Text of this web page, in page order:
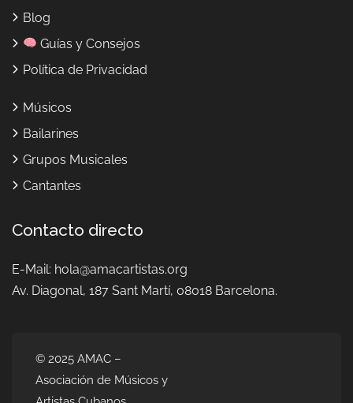
Blog
Guías y Consejos
Política de Privacidad
Músicos
Bailarines
Grupos Musicales
Cantantes
Contacto directo
E-Mail: hola@amacartistas.org
Av. Diagonal, 187 Sant Martí, 08018 Barcelona.
© 2025 AMAC –
Asociación de Músicos y